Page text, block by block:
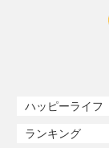
ハッピーライフ
ランキング